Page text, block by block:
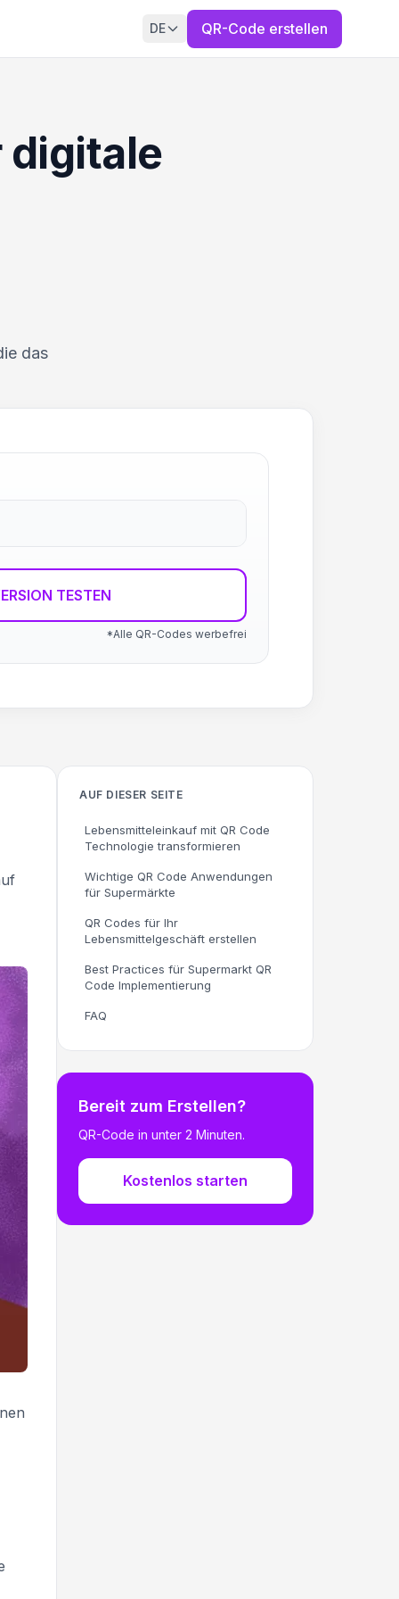
DE QR-Code erstellen
digitale
das
TESTEN
*Alle QR-Codes werbefrei
AUF DIESER SEITE
Lebensmitteleinkauf mit QR Code
Technologie transformieren
Wichtige QR Code Anwendungen
für Supermärkte
QR Codes für Ihr
Lebensmittelgeschäft erstellen
Best Practices für Supermarkt QR
Code Implementierung
FAQ
Bereit zum Erstellen?
QR-Code in unter 2 Minuten.
Kostenlos starten